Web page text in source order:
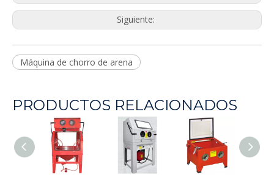
Siguiente:
Máquina de chorro de arena
PRODUCTOS RELACIONADOS